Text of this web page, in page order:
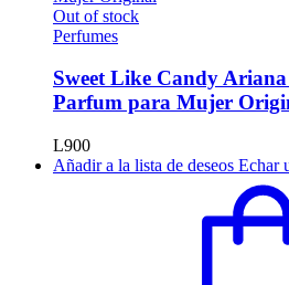
Out of stock
Perfumes
Sweet Like Candy
Parfum para Mujer
L900
Añadir a la lista de deseos Echar